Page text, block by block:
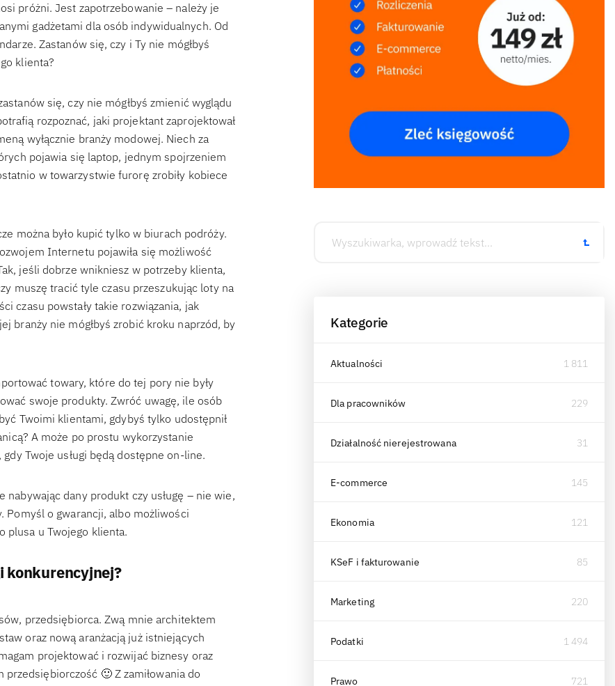
próżni. Jest zapotrzebowanie – należy je
gadżetami dla osób indywidualnych. Od
Zastanów się, czy i Ty nie mógłbyś
klienta?
się, czy nie mógłbyś zmienić wyglądu
rozpoznać, jaki projektant zaprojektował
wyłącznie branży modowej. Niech za
pojawia się laptop, jednym spojrzeniem
w towarzystwie furorę zrobiły kobiece
można było kupić tylko w biurach podróży.
Internetu pojawiła się możliwość
jeśli dobrze wnikniesz w potrzeby klienta,
muszę tracić tyle czasu przeszukując loty na
czasu powstały takie rozwiązania, jak
branży nie mógłbyś zrobić kroku naprzód, by
towary, które do tej pory nie były
swoje produkty. Zwróć uwagę, ile osób
Twoimi klientami, gdybyś tylko udostępnił
A może po prostu wykorzystanie
Twoje usługi będą dostępne on-line.
nabywając dany produkt czy usługę – nie wie,
Pomyśl o gwarancji, albo możliwości
plusa u Twojego klienta.
konkurencyjnej?
przedsiębiorca. Zwą mnie architektem
oraz nową aranżacją już istniejących
projektować i rozwijać biznesy oraz
przedsiębiorczość 🙂 Z zamiłowania do
Kategorie
Aktualności 1 811
Dla pracowników 229
Działalność nierejestrowana 31
E-commerce 145
Ekonomia 121
KSeF i fakturowanie 85
Marketing 220
Podatki 1 494
Prawo 721